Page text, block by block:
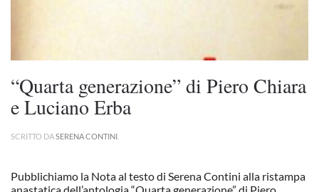
“Quarta generazione” di Piero Chiara
e Luciano Erba
SCRITTO DASERENA CONTINI
Pubblichiamo la Nota al testo di Serena Contini alla ristampa